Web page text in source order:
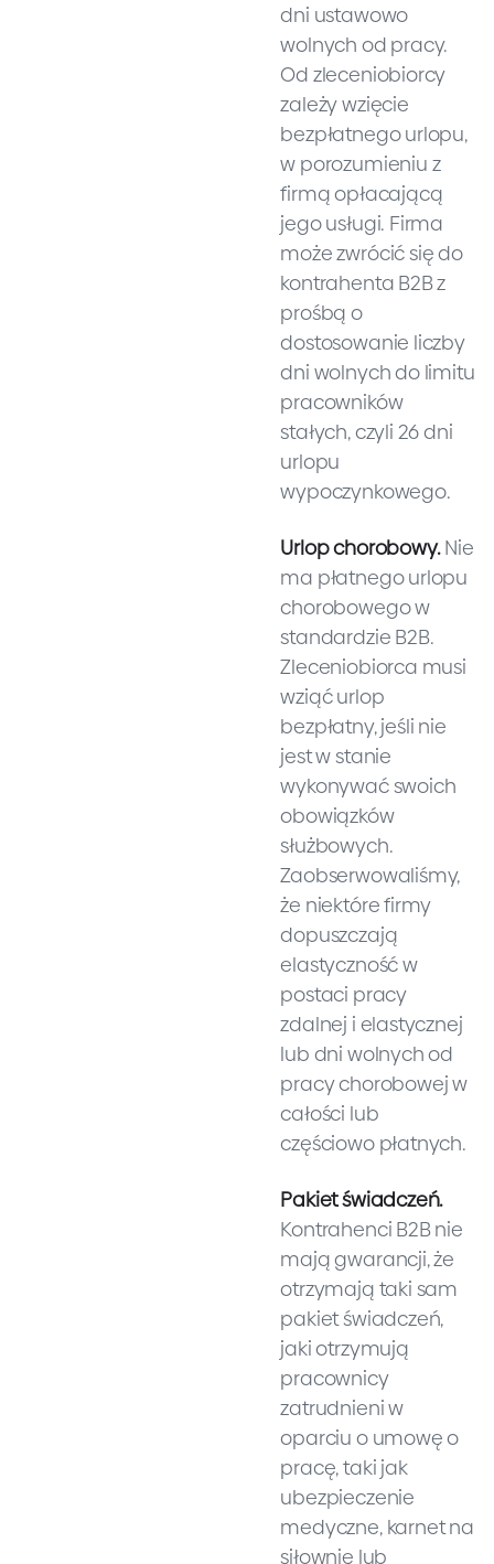
dni ustawowo
wolnych od pracy.
Od zleceniobiorcy
zależy wzięcie
bezpłatnego urlopu,
w porozumieniu z
firmą opłacającą
jego usługi. Firma
może zwrócić się do
kontrahenta B2B z
prośbą o
dostosowanie liczby
dni wolnych do limitu
pracowników
stałych, czyli 26 dni
urlopu
wypoczynkowego.
Urlop chorobowy.Nie
ma płatnego urlopu
chorobowego w
standardzie B2B.
Zleceniobiorca musi
wziąć urlop
bezpłatny, jeśli nie
jest w stanie
wykonywać swoich
obowiązków
służbowych.
Zaobserwowaliśmy,
że niektóre firmy
dopuszczają
elastyczność w
postaci pracy
zdalnej i elastycznej
lub dni wolnych od
pracy chorobowej w
całości lub
częściowo płatnych.
Pakiet świadczeń.
Kontrahenci B2B nie
mają gwarancji, że
otrzymają taki sam
pakiet świadczeń,
jaki otrzymują
pracownicy
zatrudnieni w
oparciu o umowę o
pracę, taki jak
ubezpieczenie
medyczne, karnet na
siłownię lub